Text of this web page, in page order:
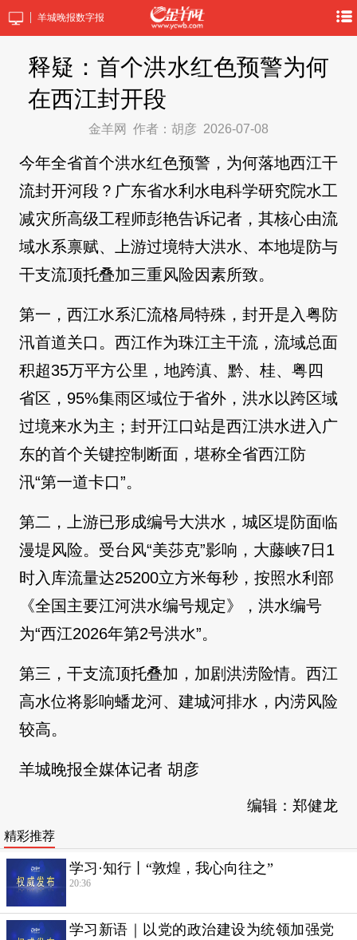
羊城晚报数字报
释疑：首个洪水红色预警为何
在西江封开段
金羊网 作者：胡彦 2026-07-08
今年全省首个洪水红色预警，为何落地西江干
流封开河段？广东省水利水电科学研究院水工
减灾所高级工程师彭艳告诉记者，其核心由流
域水系禀赋、上游过境特大洪水、本地堤防与
干支流顶托叠加三重风险因素所致。
第一，西江水系汇流格局特殊，封开是入粤防
汛首道关口。西江作为珠江主干流，流域总面
积超35万平方公里，地跨滇、黔、桂、粤四
省区，95%集雨区域位于省外，洪水以跨区域
过境来水为主；封开江口站是西江洪水进入广
东的首个关键控制断面，堪称全省西江防
汛“第一道卡口”。
第二，上游已形成编号大洪水，城区堤防面临
漫堤风险。受台风“美莎克”影响，大藤峡7日1
时入库流量达25200立方米每秒，按照水利部
《全国主要江河洪水编号规定》，洪水编号
为“西江2026年第2号洪水”。
第三，干支流顶托叠加，加剧洪涝险情。西江
高水位将影响蟠龙河、建城河排水，内涝风险
较高。
羊城晚报全媒体记者 胡彦
编辑：郑健龙
精彩推荐